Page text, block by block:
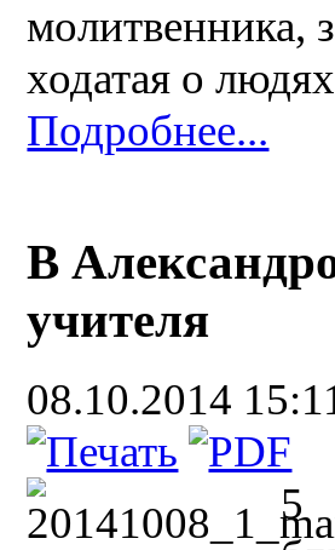
молитвенника,
ходатая о
Подробнее...
В
учителя
08.10.2014
5